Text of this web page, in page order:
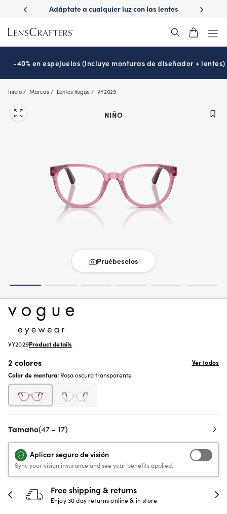
main
content
con
Adáptate a cualquier luz con las lentes
¿Es
-40% en espejuelos (Incluye monturas de diseñador + lentes)
Inicio Marcas Lentes Vogue VY2029
NIÑO
Pruébeselos
VY2029Product details
2 colores
Ver todos
Color de montura: Rosa oscuro transparente
Tamaño(47 - 17)
Aplicar seguro de visión
Sync your vision insurance and see your benefits applied.
Free shipping & returns
Enjoy 30 day returns online & in store